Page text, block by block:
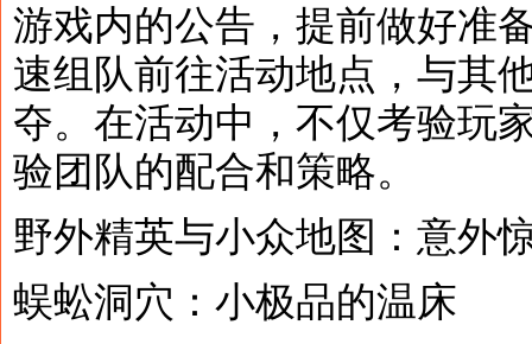
游戏内的公告，提前做好准
速组队前往活动地点，与其
夺。在活动中，不仅考验玩
验团队的配合和策略。
野外精英与小众地图：意外
蜈蚣洞穴：小极品的温床